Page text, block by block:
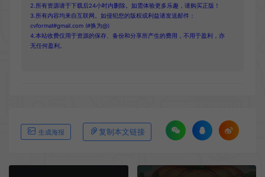
2.所有资源请于下载后24小时内删除。如需体验更多乐趣，请购买正版！
3.所有内容均来自互联网。如侵犯您的版权或利益请发送邮件：
cvformat#gmail.com (#换为@)
4.本站收费仅用于资源的保存、备份和分享所产生的费用，不用于盈利，亦
无任何盈利。
生成海报 复制本文链接